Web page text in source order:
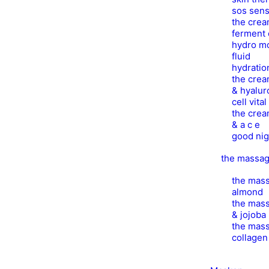
sos
the
ferment
hydro
fluid
the
&
cell vital
the
& a c e
good
the
the
almond
the
& jojoba
the